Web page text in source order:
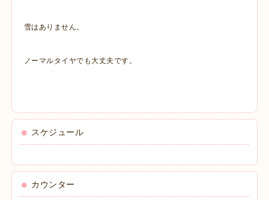
雪はありません。
ノーマルタイヤでも大丈夫です。
スケジュール
カウンター